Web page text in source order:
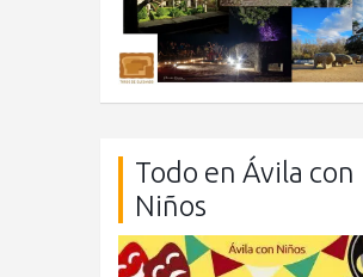
Todo en Ávila con
Niños